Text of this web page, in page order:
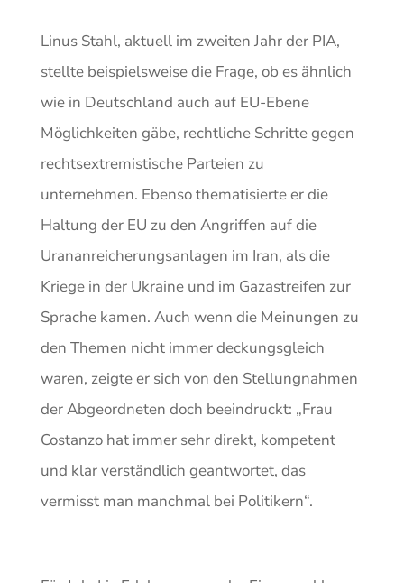
Linus Stahl, aktuell im zweiten Jahr der PIA,
stellte beispielsweise die Frage, ob es ähnlich
wie in Deutschland auch auf EU-Ebene
Möglichkeiten gäbe, rechtliche Schritte gegen
rechtsextremistische Parteien zu
unternehmen. Ebenso thematisierte er die
Haltung der EU zu den Angriffen auf die
Urananreicherungsanlagen im Iran, als die
Kriege in der Ukraine und im Gazastreifen zur
Sprache kamen. Auch wenn die Meinungen zu
den Themen nicht immer deckungsgleich
waren, zeigte er sich von den Stellungnahmen
der Abgeordneten doch beeindruckt: „Frau
Costanzo hat immer sehr direkt, kompetent
und klar verständlich geantwortet, das
vermisst man manchmal bei Politikern“.